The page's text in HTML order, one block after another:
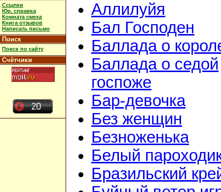
Ссылки
Юр. справка
Комната смеха
Книга отзывов
Написать письмо
Поиск
Поиск по сайту
Счётчики
Аллилуйя
Бал Господен
Баллада о
Баллада о седой
госпоже
Бар-девочка
Без женщин
Безноженька
Белый
Бразильский